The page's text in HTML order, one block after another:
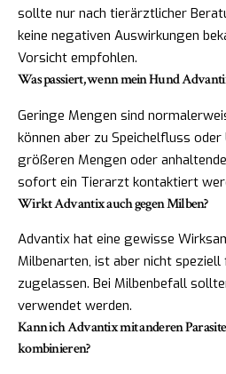
sollte nur nach tierärztlicher
keine negativen Auswirkungen
Vorsicht empfohlen.
Was passiert, wenn mein Hund
Geringe Mengen sind
können aber zu Speichelfluss oder
größeren Mengen oder
sofort ein Tierarzt kontaktiert
Wirkt Advantix auch gegen Milben?
Advantix hat eine gewisse
Milbenarten, ist aber nicht
zugelassen. Bei Milbenbefall
verwendet werden.
Kann ich Advantix mit anderen
kombinieren?